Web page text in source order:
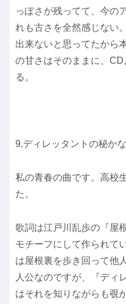
っぽさが残ってて、今の
れも古さを全然感じない
出来ないと思ってたから
の甘さはそのままに、
る。
9.ディレッタントの秘か
私の青春の曲です。高校
た。
歌詞は江戸川乱歩の『屋
モチーフにして作られて
は屋根裏を歩き回って他
人公なのですが、『ディ
はそれを知りながらも覗